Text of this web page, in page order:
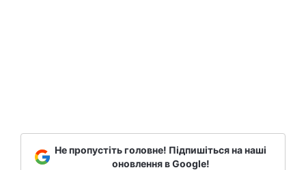
Не пропустіть головне! Підпишіться на наші
оновлення в Google!